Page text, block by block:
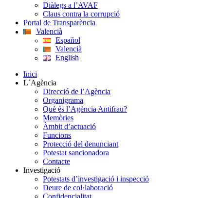
Diàlegs a l’AVAF
Claus contra la corrupció
Portal de Transparència
Valencià
Español
Valencià
English
Inici
L´Agència
Direcció de l’Agència
Organigrama
Què és l’Agència Antifrau?
Memòries
Àmbit d’actuació
Funcions
Protecció del denunciant
Potestat sancionadora
Contacte
Investigació
Potestats d’investigació i inspecció
Deure de col·laboració
Confidencialitat